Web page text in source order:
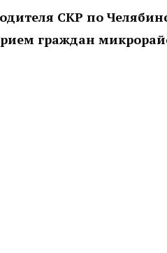
СКР по
граждан